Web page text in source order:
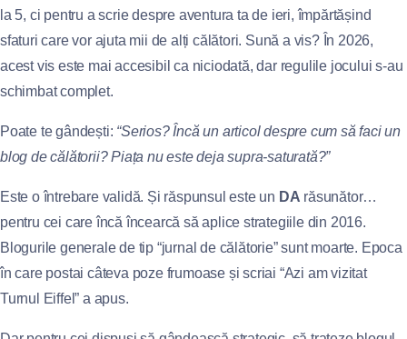
la 5, ci pentru a scrie despre aventura ta de ieri, împărtășind
sfaturi care vor ajuta mii de alți călători. Sună a vis? În 2026,
acest vis este mai accesibil ca niciodată, dar regulile jocului s-au
schimbat complet.
Poate te gândești: “Serios? Încă un articol despre cum să faci un
blog de călătorii? Piața nu este deja supra-saturată?”
Este o întrebare validă. Și răspunsul este un DA răsunător…
pentru cei care încă încearcă să aplice strategiile din 2016.
Blogurile generale de tip “jurnal de călătorie” sunt moarte. Epoca
în care postai câteva poze frumoase și scriai “Azi am vizitat
Turnul Eiffel” a apus.